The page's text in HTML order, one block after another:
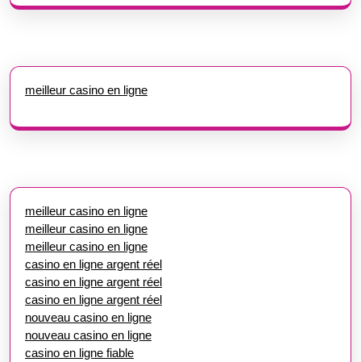
meilleur casino en ligne
meilleur casino en ligne
meilleur casino en ligne
meilleur casino en ligne
casino en ligne argent réel
casino en ligne argent réel
casino en ligne argent réel
nouveau casino en ligne
nouveau casino en ligne
casino en ligne fiable